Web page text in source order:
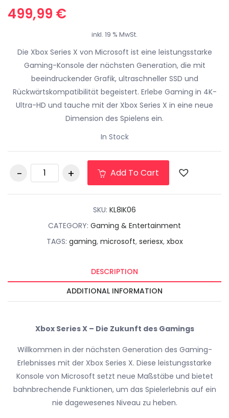
499,99 €
inkl. 19 % MwSt.
Die Xbox Series X von Microsoft ist eine leistungsstarke
Gaming-Konsole der nächsten Generation, die mit
beeindruckender Grafik, ultraschneller SSD und
Rückwärtskompatibilität begeistert. Erlebe Gaming in 4K-
Ultra-HD und tauche mit der Xbox Series X in eine neue
Dimension des Spielens ein.
In Stock
Microsoft Xbox
Series X 1 TB
quantity
Add To Cart
SKU: KL8IK06
CATEGORY: Gaming & Entertainment
TAGS: gaming, microsoft, seriesx, xbox
DESCRIPTION
ADDITIONAL INFORMATION
Xbox Series X – Die Zukunft des Gamings
Willkommen in der nächsten Generation des Gaming-
Erlebnisses mit der Xbox Series X. Diese leistungsstarke
Konsole von Microsoft setzt neue Maßstäbe und bietet
bahnbrechende Funktionen, um das Spielerlebnis auf ein
nie dagewesenes Niveau zu heben.